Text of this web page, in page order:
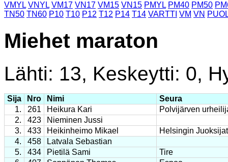
VMYL VNYL VM17 VN17 VM15 VN15 PMYL PM40 PM50
TN50 TN60 P10 T10 P12 T12 P14 T14 VARTTI VM VN
Miehet maraton
Lähti: 13, Keskeytti: 0,
Sija Nro Nimi
Seura
1.
261 Heikura Kari
Polvijärven
2.
423
Nieminen Jussi
3.
433 Heikinheimo Mikael
Helsingin Juoksijat
4.
458
Latvala Sebastian
5.
434 Pietilä Sami
Tire